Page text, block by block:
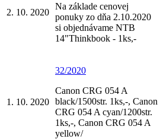
2. 10. 2020
Na základe cenovej
ponuky zo dňa 2.10.2020
si objednávame NTB
14"Thinkbook - 1ks,-
1. 10. 2020
32/2020
Canon CRG 054 A
black/1500str. 1ks,-, Canon
CRG 054 A cyan/1200str.
1ks,-, Canon CRG 054 A
yellow/